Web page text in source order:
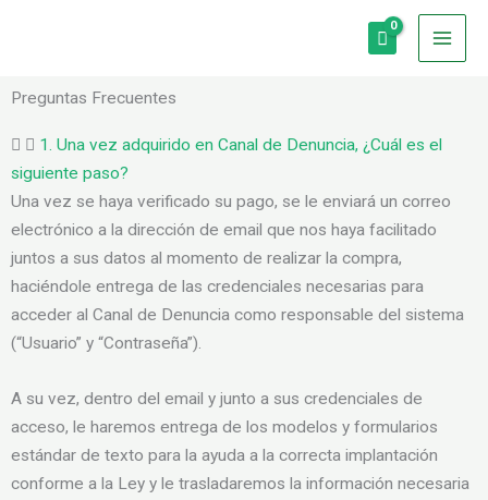
Preguntas Frecuentes
1. Una vez adquirido en Canal de Denuncia, ¿Cuál es el
siguiente paso?
Una vez se haya verificado su pago, se le enviará un correo
electrónico a la dirección de email que nos haya facilitado
juntos a sus datos al momento de realizar la compra,
haciéndole entrega de las credenciales necesarias para
acceder al Canal de Denuncia como responsable del sistema
(“Usuario” y “Contraseña”).
A su vez, dentro del email y junto a sus credenciales de
acceso, le haremos entrega de los modelos y formularios
estándar de texto para la ayuda a la correcta implantación
conforme a la Ley y le trasladaremos la información necesaria